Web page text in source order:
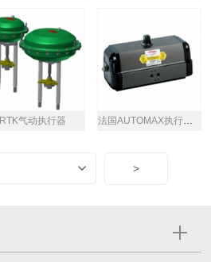
RTK气动执行器 法国AUTOMAX执行器Supernova系列
>